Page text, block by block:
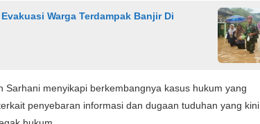
Warga Terdampak Banjir Di
Sarhani menyikapi berkembangnya kasus hukum yang
penyebaran informasi dan dugaan tuduhan yang kini